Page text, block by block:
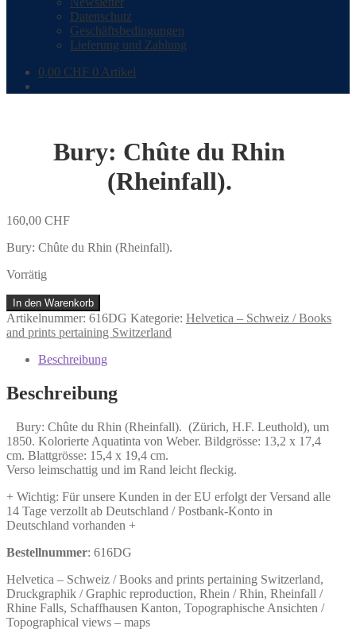
Datenschutz
Geschäftsbedingungen
Lieferung und Zahlung
0,00 CHF 0 Artikel
Bury: Chûte du Rhin
(Rheinfall).
160,00 CHF
Bury: Chûte du Rhin (Rheinfall).
Vorrätig
Bury:
Chûte
du
Rhin
(Rheinfall).
In den Warenkorb
Artikelnummer: 616DG Kategorie: Helvetica – Schweiz / Books
and prints pertaining Switzerland
Beschreibung
Beschreibung
Bury: Chûte du Rhin (Rheinfall). (Zürich, H.F. Leuthold), um
1850. Kolorierte Aquatinta von Weber. Bildgrösse: 13,2 x 17,4
cm. Blattgrösse: 15,4 x 19,4 cm.
Verso leimschattig und im Rand leicht fleckig.
+ Wichtig: Für unsere Kunden in der EU erfolgt der Versand alle
14 Tage verzollt ab Deutschland / Postbank-Konto in
Deutschland vorhanden +
Bestellnummer: 616DG
Helvetica – Schweiz / Books and prints pertaining Switzerland,
Druckgraphik / Graphic reproduction, Rhein / Rhin, Rheinfall /
Rhine Falls, Schaffhausen Kanton, Topographische Ansichten /
Topographical views – maps